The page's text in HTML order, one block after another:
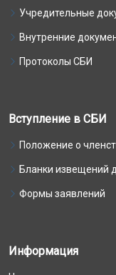
Учредительные
Внутренние
Протоколы СБИ
Вступление в СБИ
Положение о
Бланки извещений
Формы заявлений
Информация